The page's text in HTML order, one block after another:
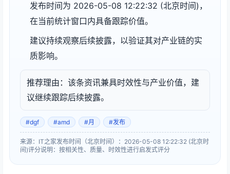
发布时间为 2026-05-08 12:22:32 (北京时间)，
在当前统计窗口内具备跟踪价值。
建议持续观察后续披露，以验证其对产业链的实
质影响。
推荐理由：该条资讯兼具时效性与产业价值，建
议继续跟踪后续披露。
#dgf #amd #月 #发布
来源：IT之家发布时间（北京时间）：2026-05-08 12:22:32 (北京时
间)评分说明：按相关性、质量、时效性进行启发式评分